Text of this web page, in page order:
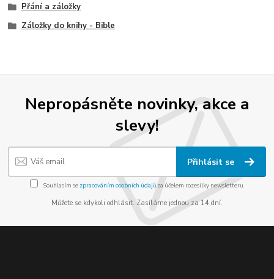
Přání a záložky
Záložky do knihy - Bible
Nepropásněte novinky, akce a
slevy!
Přihlásit se
Souhlasím se zpracováním osobních údajůza účelem rozesílky newsletteru.
Můžete se kdykoli odhlásit. Zasíláme jednou za 14 dní.